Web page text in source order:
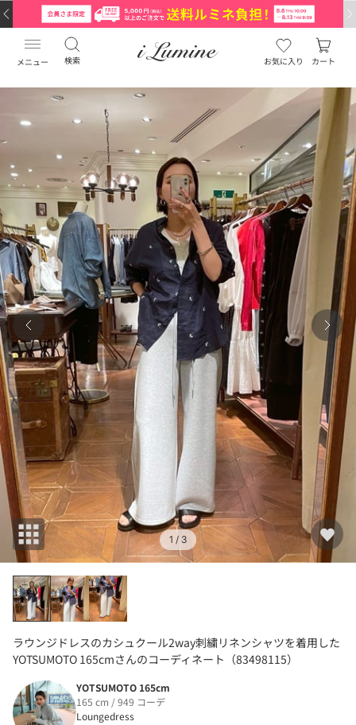
メニュー 検索 お気に入り カート
1 / 3
ラウンジドレスのカシュクール2way刺繍リネンシャツを着用した
YOTSUMOTO 165cmさんのコーディネート（83498115）
YOTSUMOTO 165cm
165 cm / 949 コーデ
Loungedress